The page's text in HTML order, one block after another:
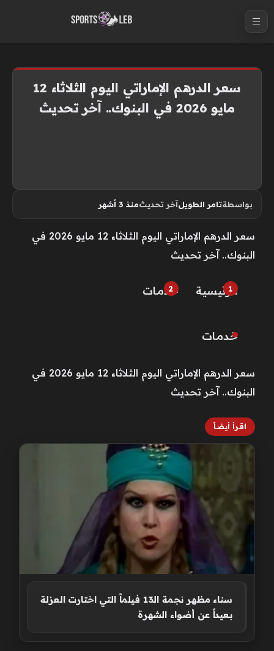
سعر الدرهم الإماراتي اليوم الثلاثاء 12
مايو 2026 في البنوك.. آخر تحديث
بواسطةتامر الطويلآخر تحديثمنذ 3 أشهر
سعر الدرهم الإماراتي اليوم الثلاثاء 12 مايو 2026 في
البنوك.. آخر تحديث
الرئيسية خـدمـات
خـدمـات
سعر الدرهم الإماراتي اليوم الثلاثاء 12 مايو 2026 في
البنوك.. آخر تحديث
اقرأ أيضاً
سناء مظهر نجمة الـ13 فيلماً التي اختارت العزلة
بعيداً عن أضواء الشهرة